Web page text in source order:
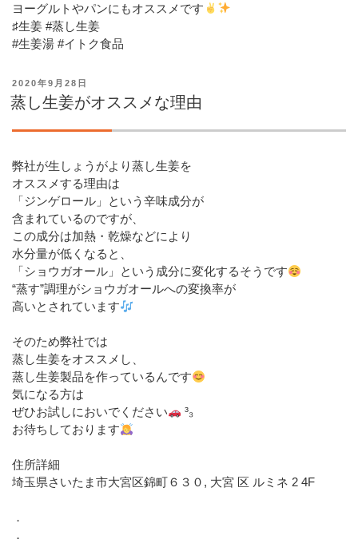
ヨーグルトやパンにもオススメです
♯生姜 #蒸し生姜
#生姜湯 #イトク食品
投
稿
日:
2020年9月28日
蒸し生姜がオススメな理由
弊社が生しょうがより蒸し生姜を
オススメする理由は
「ジンゲロール」という辛味成分が
含まれているのですが、
この成分は加熱・乾燥などにより
水分量が低くなると、
「ショウガオール」という成分に変化するそうです
“蒸す”調理がショウガオールへの変換率が
高いとされています
そのため弊社では
蒸し生姜をオススメし、
蒸し生姜製品を作っているんです
気になる方は
ぜひお試しにおいでください
³₃
お待ちしております
住所詳細
埼玉県さいたま市大宮区錦町６３０, 大宮 区 ルミネ 2 4F
．
．